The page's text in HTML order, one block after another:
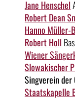
Jane Henschel
Robert Dean
Hanno Müller-
Robert Holl
Wiener
Slowakischer
Singverein
Staatskapelle